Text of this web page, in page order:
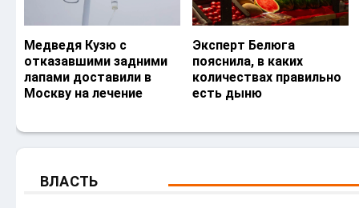
Медведя Кузю с
отказавшими задними
лапами доставили в
Москву на лечение
Эксперт Белюга
пояснила, в каких
количествах правильно
есть дыню
ВЛАСТЬ